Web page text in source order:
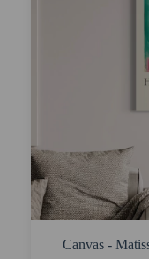
Canvas -